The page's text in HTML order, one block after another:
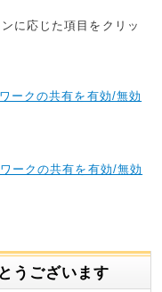
に応じた項目をクリッ
ークの共有を有効/無効
ークの共有を有効/無効
うございます